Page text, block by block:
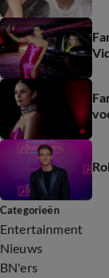
Categorieën
Entertainment
Nieuws
BN'ers